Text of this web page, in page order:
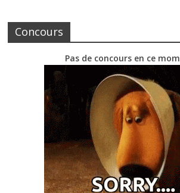
Concours
Pas de concours en ce